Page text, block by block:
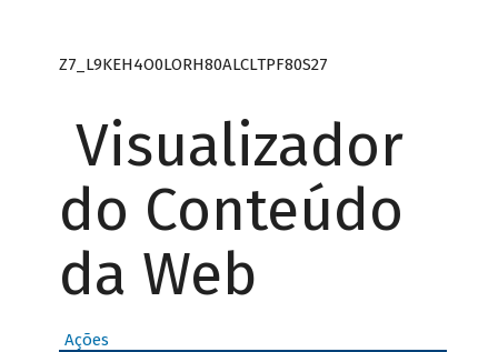
Z7_L9KEH4O0LORH80ALCLTPF80S27
Visualizador
do Conteúdo
da Web
Ações